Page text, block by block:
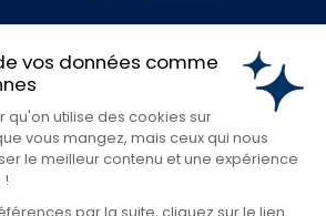
vos données comme
qu'on utilise des cookies sur
vous mangez, mais ceux qui nous
le meilleur contenu et une expérience
par la suite, cliquez sur le lien
Surmatelas 120x190
Surmatelas 140x190
Surmatelas 140x200
Surmatelas 160x200